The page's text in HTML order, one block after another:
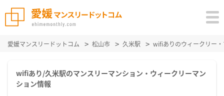
愛媛マンスリードットコム 松山市 久米駅 wifiありのウィークリー
wifiあり/久米駅のマンスリーマンション・ウィークリーマン
ション情報